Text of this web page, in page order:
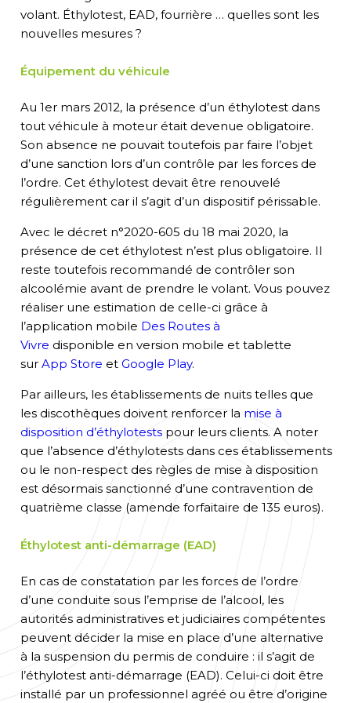
volant. Éthylotest, EAD, fourrière … quelles sont les
nouvelles mesures ?
Équipement du véhicule
Au 1er mars 2012, la présence d’un éthylotest dans
tout véhicule à moteurétait devenue obligatoire.
Son absence ne pouvait toutefois par faire l’objet
d’une sanction lors d’un contrôle par les forces de
l’ordre. Cet éthylotest devait être renouvelé
régulièrement car il s’agit d’un dispositif périssable.
Avec le décret n°2020-605 du 18 mai 2020, la
présence de cet éthylotest n’est plus obligatoire. Il
reste toutefois recommandé de contrôler son
alcoolémie avant de prendre le volant. Vous pouvez
réaliser une estimation de celle-ci grâce à
l’application mobile Des Routes à
Vivre disponible en version mobile et tablette
sur App Store et Google Play.
Par ailleurs, les établissements de nuits telles que
les discothèques doivent renforcer la mise à
disposition d’éthylotestspour leurs clients. A noter
que l’absence d’éthylotests dans ces établissements
ou le non-respect des règles de mise à disposition
est désormais sanctionné d’une contravention de
quatrième classe (amende forfaitaire de 135 euros).
Éthylotest anti-démarrage (EAD)
En cas de constatation par les forces de l’ordre
d’une conduite sous l’emprise de l’alcool, les
autorités administratives et judiciaires compétentes
peuvent décider la mise en place d’une alternative
à la suspension du permis de conduire : il s’agit de
l’éthylotest anti-démarrage (EAD). Celui-ci doit être
installé par un professionnel agréé ou être d’origine